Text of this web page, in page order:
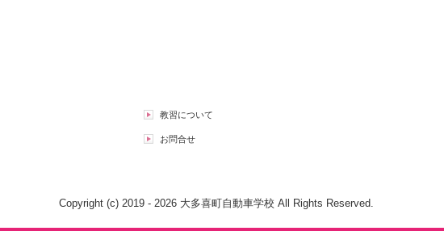
教習について
お問合せ
Copyright (c) 2019 - 2026 大多喜町自動車学校 All Rights Reserved.